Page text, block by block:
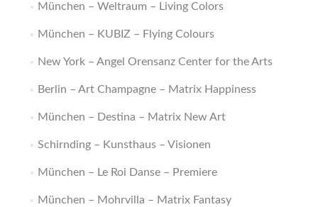
München – Weltraum – Living Colors
München – KUBIZ – Flying Colours
New York – Angel Orensanz Center for the Arts
Berlin – Art Champagne – Matrix Happiness
München – Destina – Matrix New Art
Schirnding – Kunsthaus – Visionen
München – Le Roi Danse – Premiere
München – Mohrvilla – Matrix Fantasy